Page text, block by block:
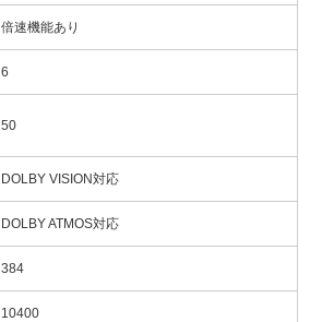
倍速機能あり
6
50
DOLBY VISION対応
DOLBY ATMOS対応
384
10400